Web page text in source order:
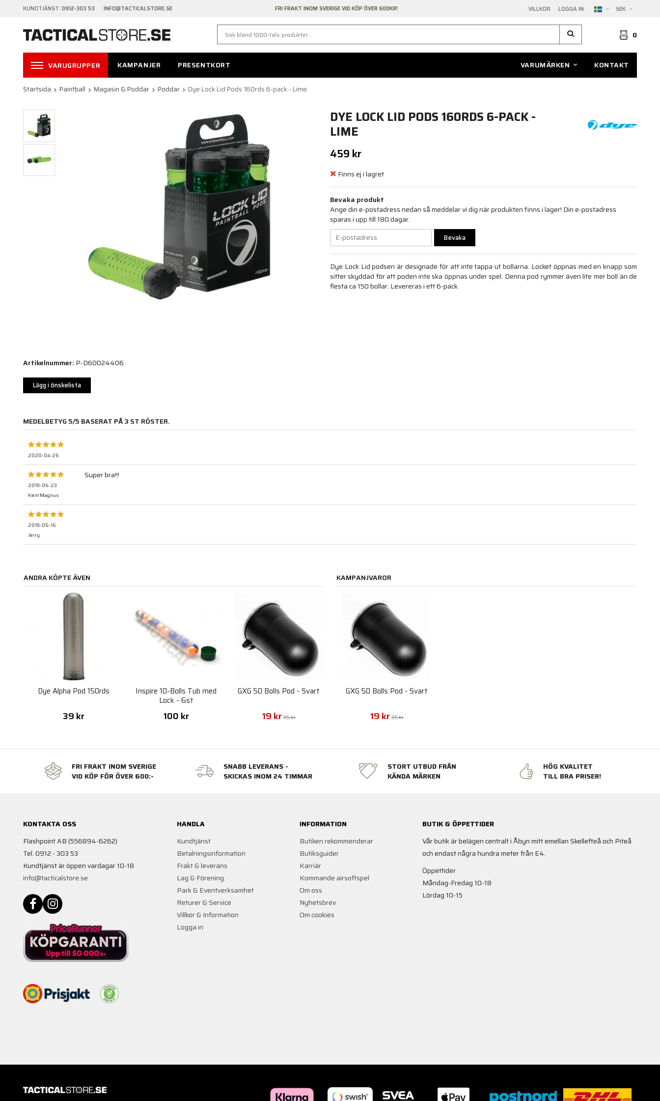
KUNDTJÄNST: 0912-303 53 INFO@TACTICALSTORE.SE VILLKOR LOGGA IN SEK
FRI FRAKT INOM SVERIGE VID KÖP ÖVER 600KR!
0
VARUGRUPPER KAMPANJER PRESENTKORT VARUMÄRKEN KONTAKT
Startsida Paintball Magasin & Poddar Poddar Dye Lock Lid Pods 160rds 6-pack - Lime
DYE LOCK LID PODS 160RDS 6-PACK -
LIME
459 kr
Finns ej i lagret
Bevaka produkt
Ange din e-postadress nedan så meddelar vi dig när produkten finns i lager! Din e-postadress
sparas i upp till 180 dagar.
Bevaka
Dye Lock Lid podsen är designade för att inte tappa ut bollarna. Locket öppnas med en knapp som
sitter skyddad för att poden inte ska öppnas under spel. Denna pod rymmer även lite mer boll än de
flesta ca 150 bollar. Levereras i ett 6-pack.
Artikelnummer: P-D60024406
Lägg i önskelista
MEDELBETYG 5/5 BASERAT PÅ3 ST RÖSTER.
2020-04-26
2019-06-23
Kent Magnus
Super bra!!!
2019-05-16
Jerry
ANDRA KÖPTE ÄVEN
Dye Alpha Pod 150rds
39 kr
Inspire 10-Bolls Tub med
Lock - 6st
100 kr
GXG 50 Bolls Pod - Svart
19 kr 35 kr
KAMPANJVAROR
GXG 50 Bolls Pod - Svart
19 kr 35 kr
FRI FRAKT INOM SVERIGE
VID KÖP FÖR ÖVER 600:-
SNABB LEVERANS -
SKICKAS INOM 24 TIMMAR
STORT UTBUD FRÅN
KÄNDA MÄRKEN
HÖG KVALITET
TILL BRA PRISER!
KONTAKTA OSS
Flashpoint AB (556894-6262)
Tel. 0912 - 303 53
Kundtjänst är öppen vardagar 10-18
info@tacticalstore.se
HANDLA
Kundtjänst
Betalningsinformation
Frakt & leverans
Lag & Förening
Park & Eventverksamhet
Returer & Service
Villkor & Information
Logga in
INFORMATION
Butiken rekommenderar
Butiksguider
Karriär
Kommande airsoftspel
Om oss
Nyhetsbrev
Om cookies
BUTIK & ÖPPETTIDER
Vår butik är belägen centralt i Åbyn mitt emellan Skellefteå och Piteå
och endast några hundra meter från E4.
Öppettider
Måndag-Fredag 10-18
Lördag 10-15